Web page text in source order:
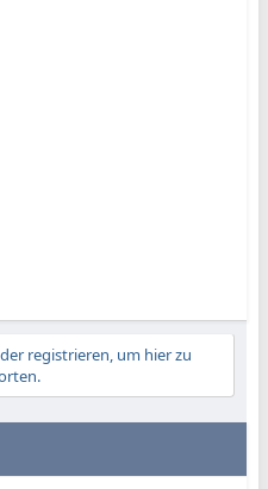
registrieren, um hier zu